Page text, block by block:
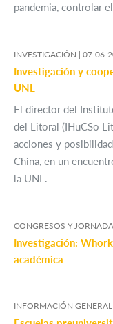
pandemia, controlar
INVESTIGACIÓN | 07-06-
Investigación y
UNL
El director del
del Litoral (IHuCSo
acciones y
China, en un
la UNL.
CONGRESOS Y
Investigación:
académica
INFORMACIÓN GENERAL